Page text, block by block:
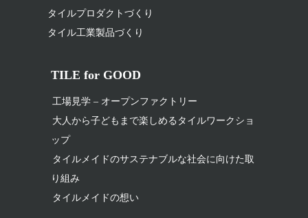
タイルプロダクトづくり
タイル工業製品づくり
TILE for GOOD
工場見学 – オープンファクトリー
大人から子どもまで楽しめるタイルワークショ
ップ
タイルメイドのサステナブルな社会に向けた取
り組み
タイルメイドの想い